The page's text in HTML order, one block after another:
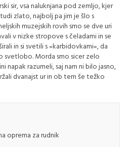
sir, vsa naluknjana pod zemljo, kjer
zlato, najbolj pa jim je šlo s
muzejskih rovih smo se dve uri
v nizke stropove s čeladami in se
in si svetili s »karbidovkami«, da
svetlobo. Morda smo sicer zelo
napak razumeli, saj nam ni bilo jasno,
dvanajst ur in ob tem še težko
oprema za rudnik